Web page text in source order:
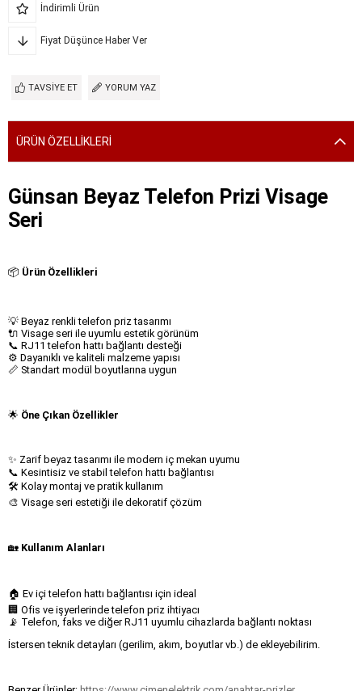
İndirimli Ürün
Fiyat Düşünce Haber Ver
TAVSIYE ET YORUM YAZ
ÜRÜN ÖZELLIKLERI
Günsan Beyaz Telefon Prizi Visage
Seri
📦 Ürün Özellikleri
💡 Beyaz renkli telefon priz tasarımı
🔌 Visage seri ile uyumlu estetik görünüm
📞 RJ11 telefon hattı bağlantı desteği
⚙️ Dayanıklı ve kaliteli malzeme yapısı
📏 Standart modül boyutlarına uygun
🌟 Öne Çıkan Özellikler
✨ Zarif beyaz tasarımı ile modern iç mekan uyumu
📞 Kesintisiz ve stabil telefon hattı bağlantısı
🛠️ Kolay montaj ve pratik kullanım
🎨 Visage seri estetiği ile dekoratif çözüm
🏡 Kullanım Alanları
🏠 Ev içi telefon hattı bağlantısı için ideal
🏢 Ofis ve işyerlerinde telefon priz ihtiyacı
📡 Telefon, faks ve diğer RJ11 uyumlu cihazlarda bağlantı noktası
İstersen teknik detayları (gerilim, akım, boyutlar vb.) de ekleyebilirim.